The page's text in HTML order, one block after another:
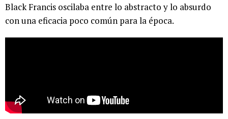
Black Francis oscilaba entre lo abstracto y lo absurdo
con una eficacia poco común para la época.